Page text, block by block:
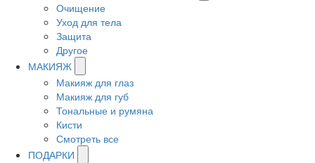
Очищение
Уход для тела
Защита
Другое
МАКИЯЖ
Макияж для глаз
Макияж для губ
Тональные и румяна
Кисти
Смотреть все
ПОДАРКИ